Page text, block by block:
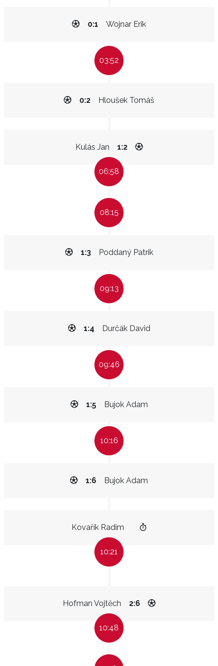
Wojnar Erik
0:1
03:52
Hloušek Tomáš
0:2
Kulás Jan 1:2
06:58
08:15
Poddaný Patrik
1:3
09:13
Durčák David
1:4
09:46
Bujok Adam
1:5
10:16
Bujok Adam
1:6
Kovařík Radim
10:21
Hofman Vojtěch 2:6
10:48